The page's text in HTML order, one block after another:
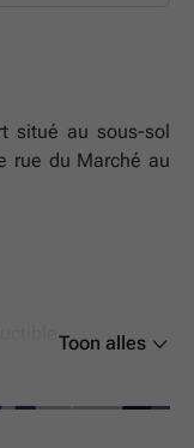
situé au sous-sol
rue du Marché au
Toon alles